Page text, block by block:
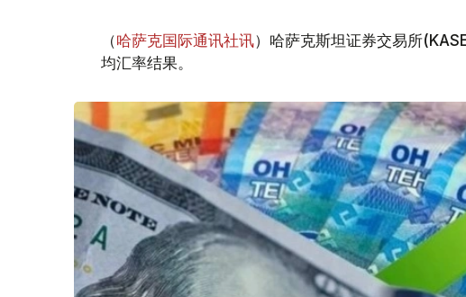
（哈萨克国际通讯社讯）哈萨克斯坦证券交易所
均汇率结果。